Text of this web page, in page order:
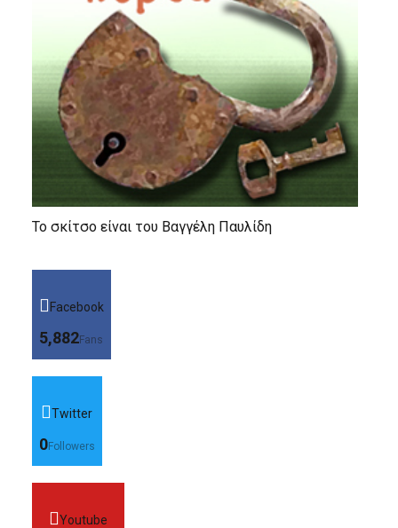
Το σκίτσο είναι του Βαγγέλη Παυλίδη
Facebook
5,882Fans
Twitter
0Followers
Youtube